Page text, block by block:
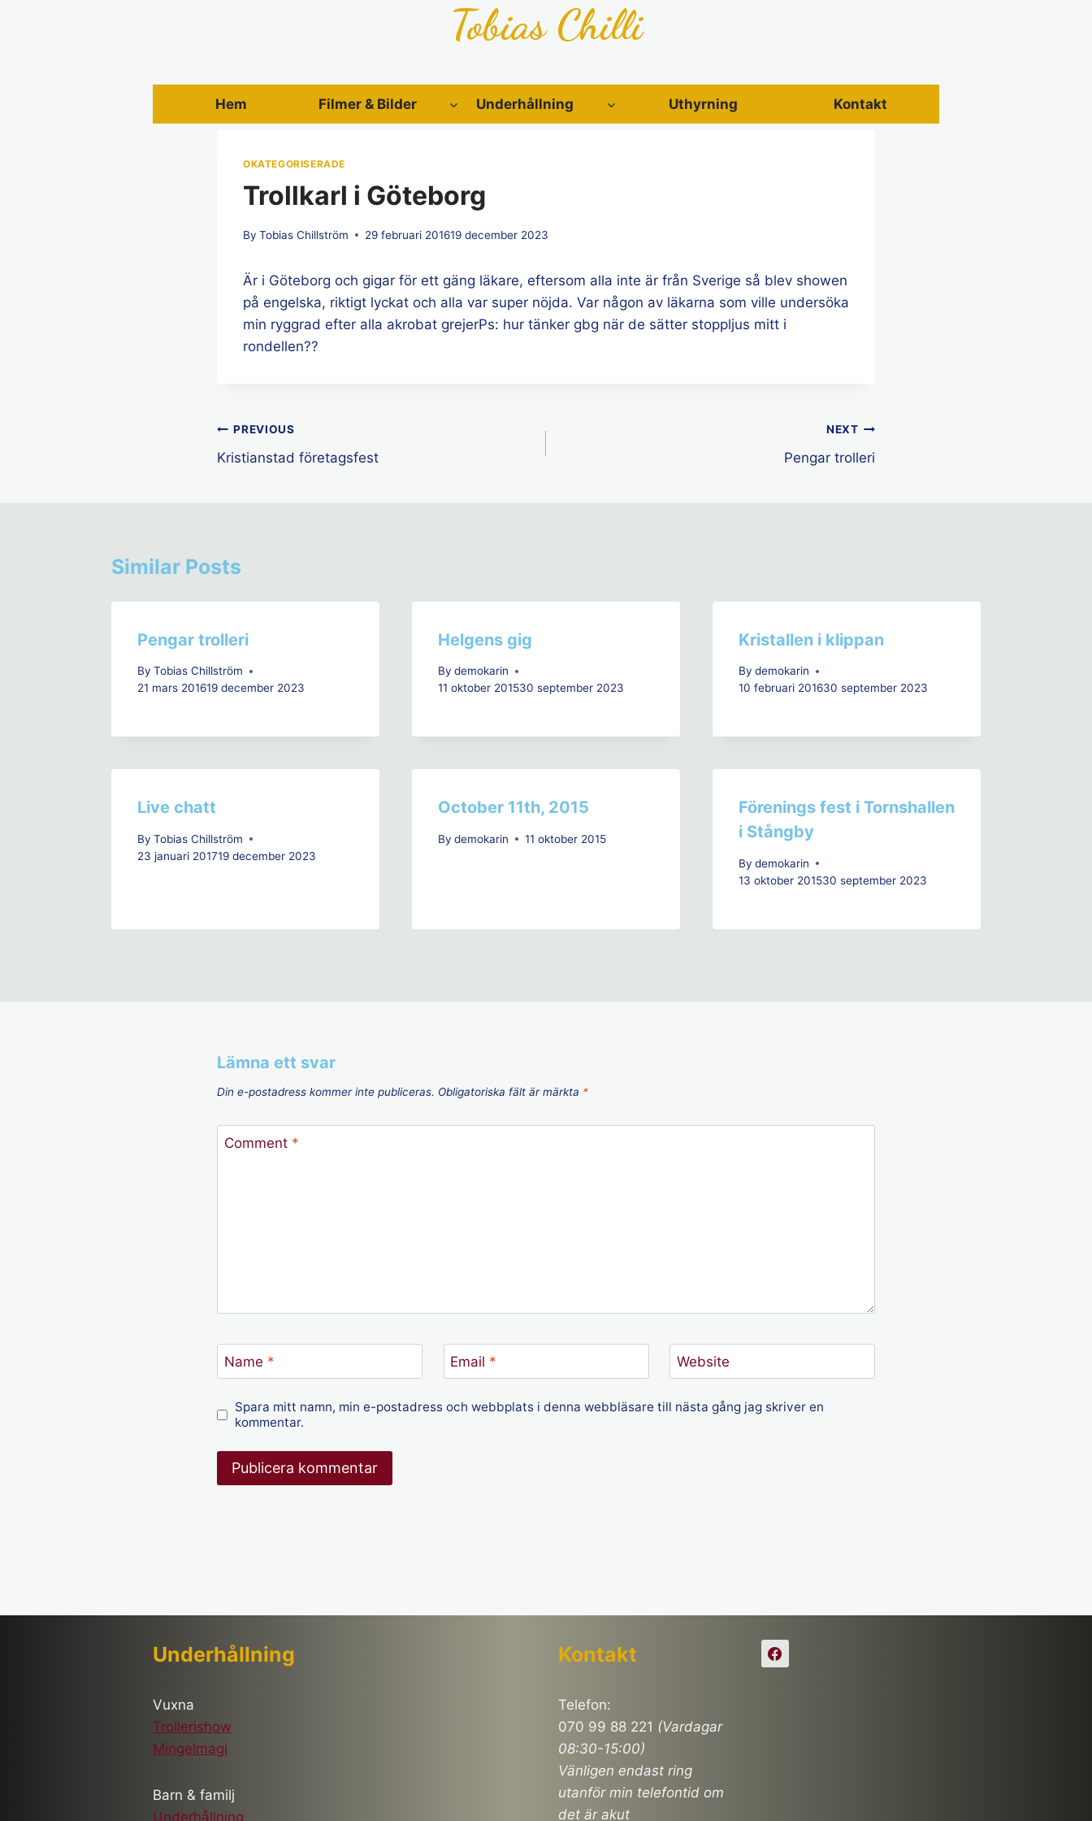
Tobias Chilli
Hem Filmer & Bilder Underhållning Uthyrning Kontakt
OKATEGORISERADE
Trollkarl i Göteborg
By Tobias Chillström 29 februari 201619 december 2023
Är i Göteborg och gigar för ett gäng läkare, eftersom alla inte är från Sverige så blev showen
på engelska, riktigt lyckat och alla var super nöjda. Var någon av läkarna som ville undersöka
min ryggrad efter alla akrobat grejerPs: hur tänker gbg när de sätter stoppljus mitt i
rondellen??
Inläggsnavigering
PREVIOUS
Kristianstad företagsfest
NEXT
Pengar trolleri
Similar Posts
Pengar trolleri
By Tobias Chillström
21 mars 201619 december 2023
Helgens gig
By demokarin
11 oktober 201530 september 2023
Kristallen i klippan
By demokarin
10 februari 201630 september 2023
Live chatt
By Tobias Chillström
23 januari 201719 december 2023
October 11th, 2015
By demokarin 11 oktober 2015
Förenings fest i Tornshallen
i Stångby
By demokarin
13 oktober 201530 september 2023
Lämna ett svar
Din e-postadress kommer inte publiceras. Obligatoriska fält är märkta *
Comment *
Name * Email * Website
Spara mitt namn, min e-postadress och webbplats i denna webbläsare till nästa gång jag skriver en
kommentar.
Underhållning
Vuxna
Trollerishow
Mingelmagi
Barn & familj
Underhållning
Kontakt
Telefon:
070 99 88 221 (Vardagar
08:30-15:00)
Vänligen endast ring
utanför min telefontid om
det är akut